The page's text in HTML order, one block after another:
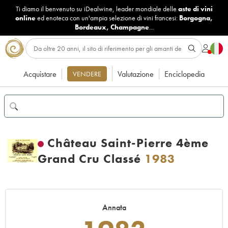
Ti diamo il benvenuto su iDealwine, leader mondiale delle aste di vini
onlineed enoteca con un'ampia selezione di vini francesi: Borgogna,
Bordeaux, Champagne...
Acquistare VENDERE Valutazione Enciclopedia
Château Saint-Pierre 4ème
Grand Cru Classé 1983
Annata